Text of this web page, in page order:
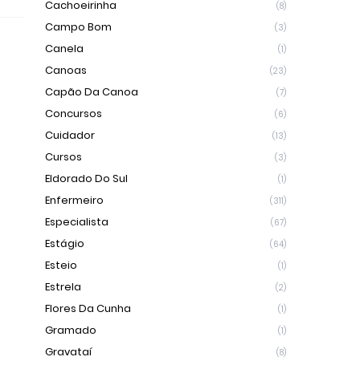
Cachoeirinha (8)
Campo Bom (3)
Canela (1)
Canoas (23)
Capão Da Canoa (7)
Concursos (6)
Cuidador (13)
Cursos (3)
Eldorado Do Sul (1)
Enfermeiro (311)
Especialista (67)
Estágio (64)
Esteio (1)
Estrela (2)
Flores Da Cunha (1)
Gramado (1)
Gravataí (8)